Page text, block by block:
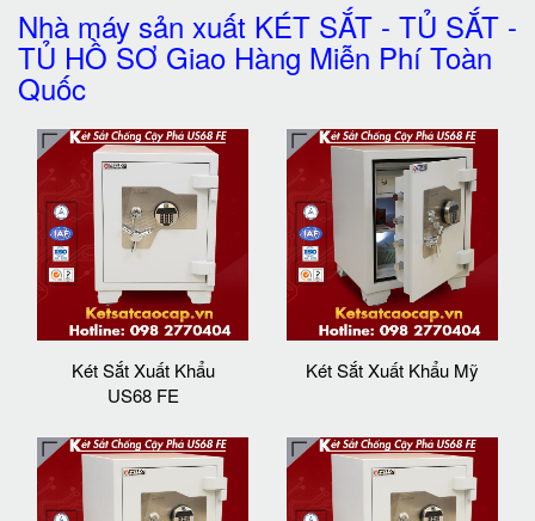
Nhà máy sản xuất KÉT SẮT - TỦ SẮT -
TỦ HỒ SƠ Giao Hàng Miễn Phí Toàn
Quốc
Két Sắt Xuất Khẩu
US68 FE
Két Sắt Xuất Khẩu Mỹ